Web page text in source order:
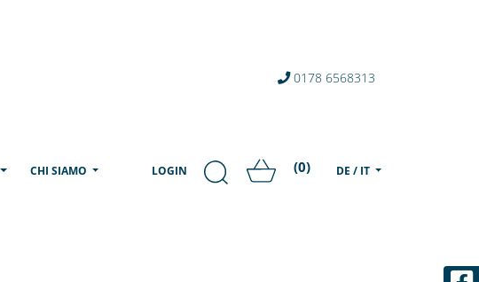
0178 6568313
CHI SIAMO LOGIN (0) DE / IT